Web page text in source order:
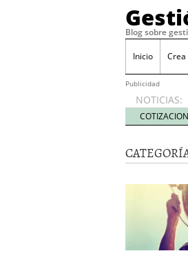
Blog sobre
Inicio Crea
Publicidad
NOTICIAS: